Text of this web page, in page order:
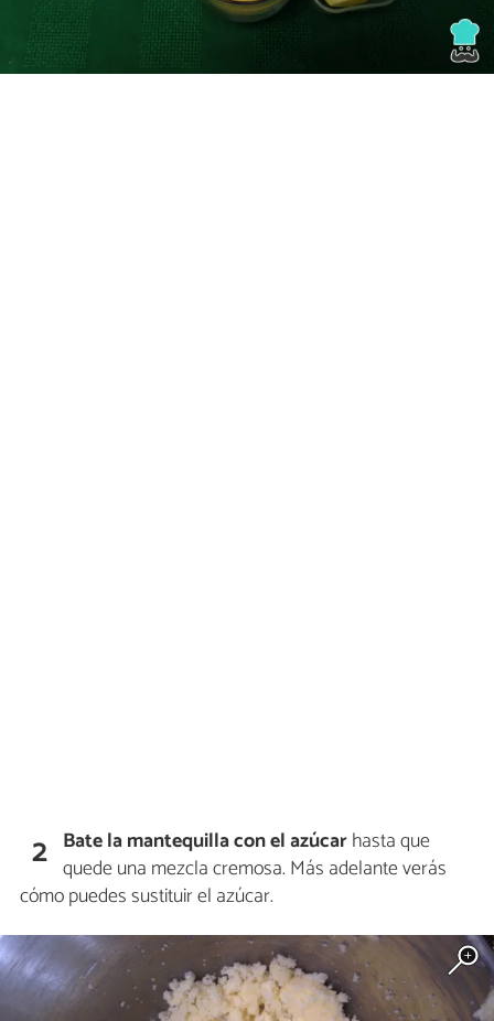
2 Bate la mantequilla con el azúcarhasta que
quede una mezcla cremosa. Más adelante verás
cómo puedes sustituir el azúcar.